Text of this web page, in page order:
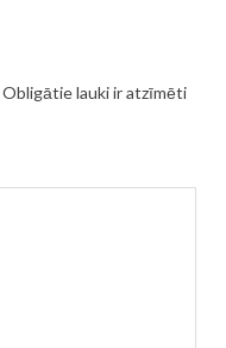
Obligātie lauki ir atzīmēti